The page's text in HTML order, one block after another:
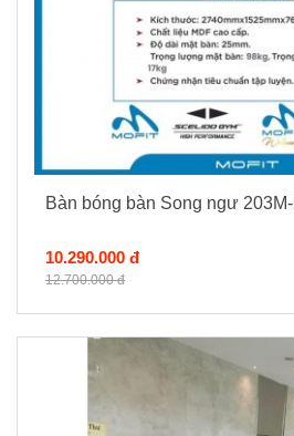
Bàn bóng bàn Song ngư
10.290.000 đ
12.700.000 đ